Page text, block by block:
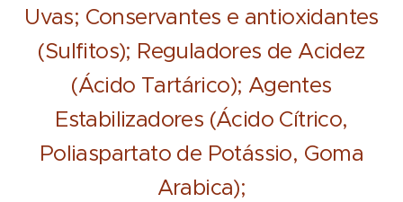
Uvas; Conservantes e antioxidantes
(Sulfitos); Reguladores de Acidez
(Ácido Tartárico); Agentes
Estabilizadores (Ácido Cítrico,
Poliaspartato de Potássio, Goma
Arabica);